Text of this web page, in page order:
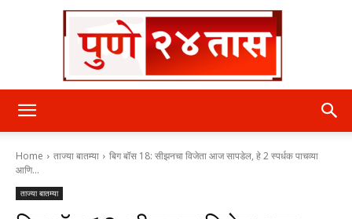
Home ताज्या बातम्या
बिग बॉस 18: सीझनचा विजेता आज सापडेल, हे 2 स्पर्धक पाचव्या
आणि...
ताज्या बातम्या